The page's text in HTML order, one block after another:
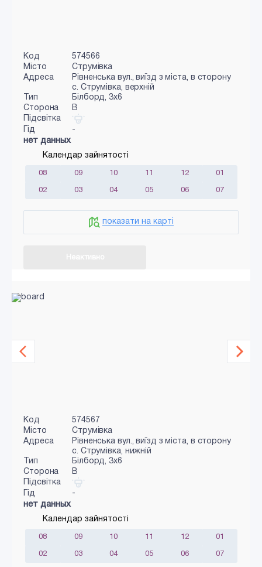
Код
574566
Місто
Струмівка
Адреса
Рівненська вул., виїзд з міста, в сторону
с. Струмівка, верхній
Тип
Білборд, 3x6
Сторона
B
Підсвітка
Гід
-
нет данных
Календар зайнятості
08 09 10 11 12 01
02 03 04 05 06 07
показати на карті
Код
574567
Місто
Струмівка
Адреса
Рівненська вул., виїзд з міста, в сторону
с. Струмівка, нижній
Тип
Білборд, 3x6
Сторона
B
Підсвітка
Гід
-
нет данных
Календар зайнятості
08 09 10 11 12 01
02 03 04 05 06 07